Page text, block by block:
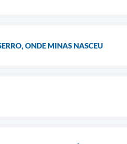
ONDE MINAS NASCEU